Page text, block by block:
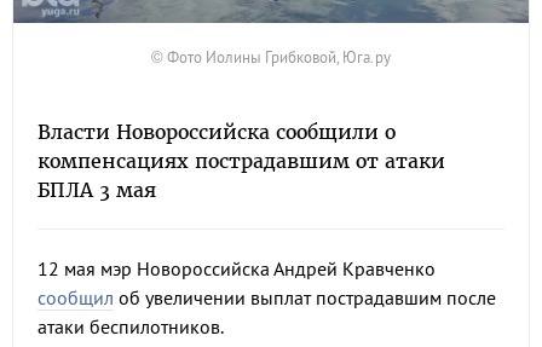
© Фото Иолины Грибковой, Юга.ру
Власти Новороссийска сообщили о
компенсациях пострадавшим от атаки
БПЛА 3 мая
12 мая мэр Новороссийска Андрей Кравченко
сообщил об увеличении выплат пострадавшим после
атаки беспилотников.